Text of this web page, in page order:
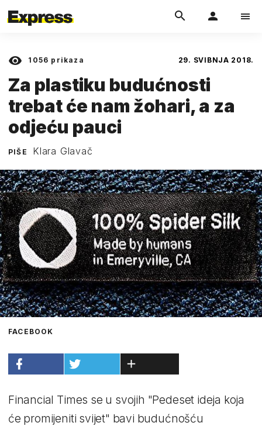
1056 prikaza 29. SVIBNJA 2018.
Za plastiku budućnosti
trebat će nam žohari, a za
odjeću pauci
PIŠE Klara Glavač
FACEBOOK
Financial Times se u svojih "Pedeset ideja koja
će promijeniti svijet" bavi budućnošću